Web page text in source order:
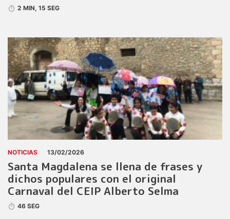
2 MIN, 15 SEG
NOTICIAS 13/02/2026
Santa Magdalena se llena de frases y
dichos populares con el original
Carnaval del CEIP Alberto Selma
46 SEG